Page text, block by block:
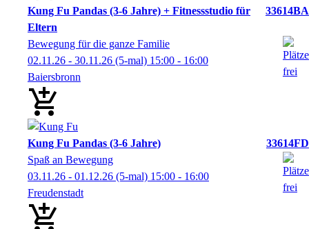
Kung Fu Pandas (3-6 Jahre) + Fitnessstudio für
Eltern
33614BA
Bewegung für die ganze Familie
02.11.26 - 30.11.26 (5-mal) 15:00 - 16:00
Baiersbronn
Kung Fu Pandas (3-6 Jahre)
33614FD
Spaß an Bewegung
03.11.26 - 01.12.26 (5-mal) 15:00 - 16:00
Freudenstadt